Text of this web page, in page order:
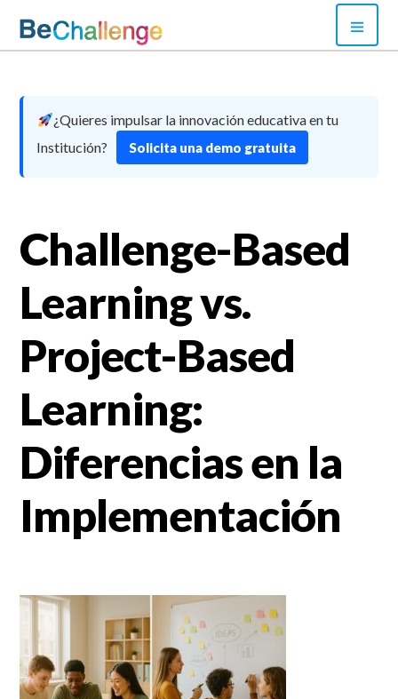
content
¿Quieres impulsar la innovación educativa en tu
Institución?
Solicita una demo gratuita
Challenge-Based
Learning vs.
Project-Based
Learning:
Diferencias en la
Implementación